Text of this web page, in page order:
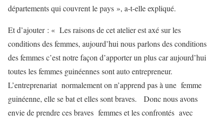
départements qui couvrent le pays », a-t-elle expliqué.
Et d’ajouter : « Les raisons de cet atelier est axé sur les
conditions des femmes, aujourd’hui nous parlons des conditions
des femmes c’est notre façon d’apporter un plus car aujourd’hui
toutes les femmes guinéennes sont auto entrepreneur.
L’entreprenariat normalement on n’apprend pas à une femme
guinéenne, elle se bat et elles sont braves. Donc nous avons
envie de prendre ces braves femmes et les confrontés avec